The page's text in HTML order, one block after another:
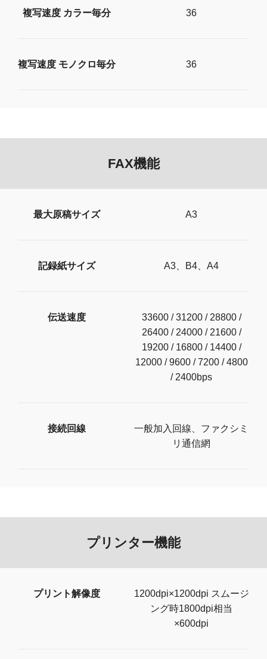
複写速度 カラー毎分 36
複写速度 モノクロ毎分 36
FAX機能
最大原稿サイズ A3
記録紙サイズ A3、B4、A4
伝送速度
33600 / 31200 / 28800 /
26400 / 24000 / 21600 /
19200 / 16800 / 14400 /
12000 / 9600 / 7200 / 4800
/ 2400bps
接続回線
一般加入回線、ファクシミ
リ通信網
プリンター機能
プリント解像度
1200dpi×1200dpi スムージ
ング時1800dpi相当
×600dpi